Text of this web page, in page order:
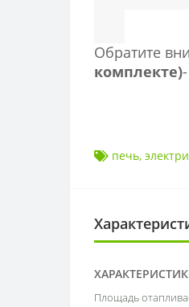
Обратите
комплекте)
печь,
Площадь